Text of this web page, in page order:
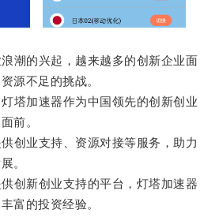
的兴起，越来越多的创新企业面
源不足的挑战。
加速器作为中国领先的创新创业
前。
业支持、资源对接等服务，助力
。
新创业支持的平台，灯塔加速器
富的投资经验。